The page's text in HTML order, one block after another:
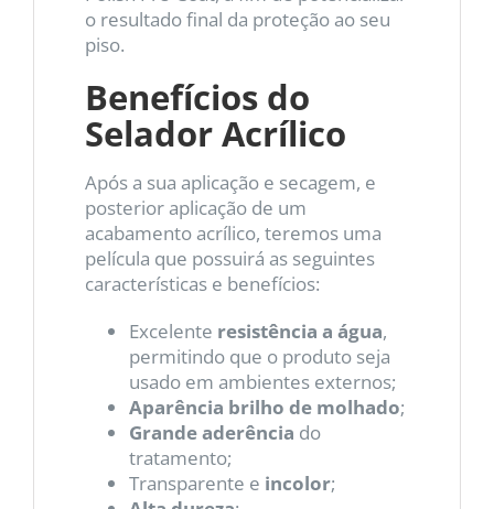
o resultado final da proteção ao seu
piso.
Benefícios do
Selador Acrílico
Após a sua aplicação e secagem, e
posterior aplicação de um
acabamento acrílico, teremos uma
película que possuirá as seguintes
características e benefícios:
Excelente resistência a água,
permitindo que o produto seja
usado em ambientes externos;
Aparência brilho de molhado;
Grande aderência do
tratamento;
Transparente e incolor;